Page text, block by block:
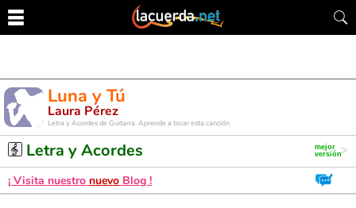
Luna y Tú
Laura Pérez
Letra y Acordes de Guitarra. Aprende a tocar esta canción
Letra y Acordes
¡ Visita nuestro nuevo Blog !